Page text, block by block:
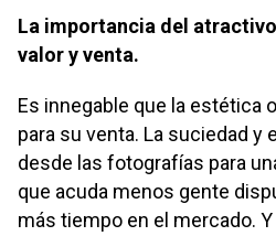
La importancia del
valor y venta.
Es innegable que la estética
para su venta. La suciedad y
desde las fotografías para
que acuda menos gente
más tiempo en el mercado.